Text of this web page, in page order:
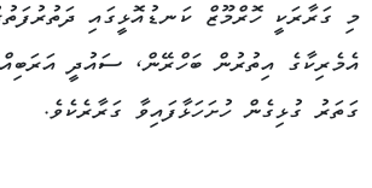
މި ގަރާރަކީ ހޮރްމޫޒް ކަނޑުއޮޅީގައި
އެމެރިކާގެ އިތުރުން ބަހްރޭން، ސައުދީ
ގަތަރު ގުޅިގެން ހުށަހަޅާފައިވާ ގަރާރެކެވެ.